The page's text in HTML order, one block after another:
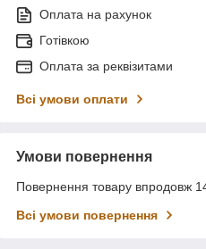
Оплата на рахунок
Готівкою
Оплата за реквізитами
Всі умови оплати
Умови повернення
Повернення товару впродовж
Всі умови повернення